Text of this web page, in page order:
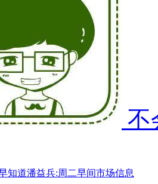
不
知道潘益兵:周二早间市场信息